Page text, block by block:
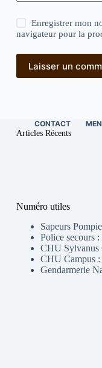
Enregistrer mon
navigateur pour la
Laisser un
CONTACT
Articles Récents
Numéro utiles
Sapeurs
Police secours :
CHU Sylvanus
CHU Campus :
Gendarmerie